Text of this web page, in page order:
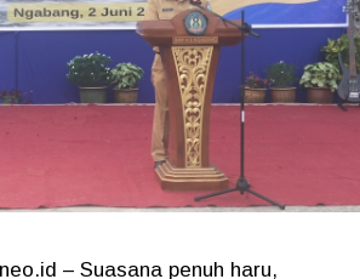
– Suasana penuh haru,